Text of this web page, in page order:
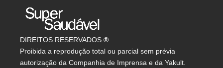
DIREITOS RESERVADOS ®
Proibida a reprodução total ou parcial sem prévia
autorização da Companhia de Imprensa e da Yakult.